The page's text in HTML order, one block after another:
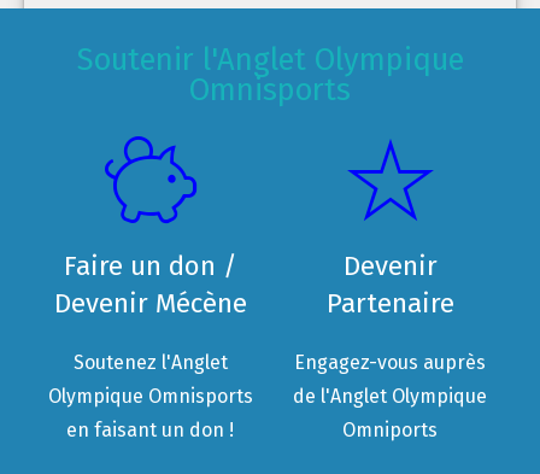
Soutenir l'Anglet Olympique
Omnisports
Faire un don /
Devenir Mécène
Soutenez l'Anglet
Olympique Omnisports
en faisant un don !
Devenir
Partenaire
Engagez-vous auprès
de l'Anglet Olympique
Omniports